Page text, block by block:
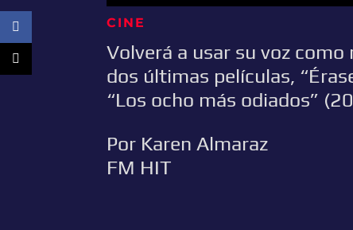
CINE
Volverá a usar su voz
dos últimas películas,
“Los ocho más odiados”
Por Karen Almaraz
FM HIT